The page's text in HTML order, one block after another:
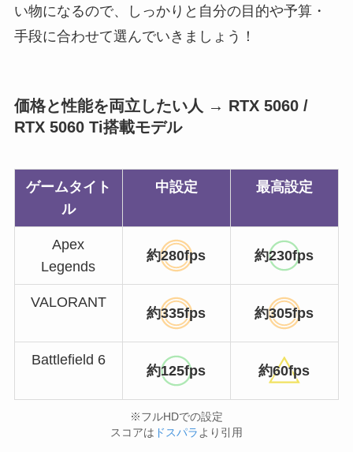
い物になるので、しっかりと自分の目的や予算・
手段に合わせて選んでいきましょう！
価格と性能を両立したい人 → RTX 5060 /
RTX 5060 Ti搭載モデル
ゲームタイト
ル
中設定 最高設定
Apex
Legends
約280fps 約230fps
VALORANT
約335fps 約305fps
Battlefield 6
約125fps 約60fps
※フルHDでの設定
スコアは ドスパラ より引用